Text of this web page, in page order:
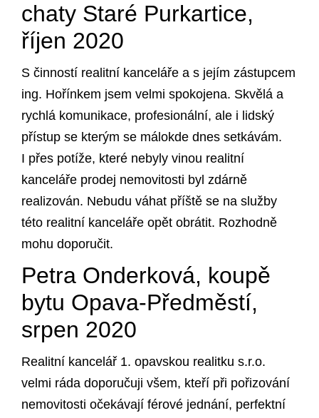
chaty Staré Purkartice,
říjen 2020
S činností realitní kanceláře a s jejím zástupcem
ing. Hořínkem jsem velmi spokojena. Skvělá a
rychlá komunikace, profesionální, ale i lidský
přístup se kterým se málokde dnes setkávám.
I přes potíže, které nebyly vinou realitní
kanceláře prodej nemovitosti byl zdárně
realizován. Nebudu váhat příště se na služby
této realitní kanceláře opět obrátit. Rozhodně
mohu doporučit.
Petra Onderková, koupě
bytu Opava-Předměstí,
srpen 2020
Realitní kancelář 1. opavskou realitku s.r.o.
velmi ráda doporučuji všem, kteří při pořizování
nemovitosti očekávají férové jednání, perfektní